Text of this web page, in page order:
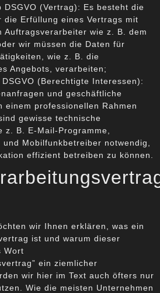
(Vertrag): Es besteht die
die Erfüllung eines Vertrags mit
Auftragsverarbeiter wie z. B. dem
wir müssen die Daten für
wie z. B. die
Angebots, verarbeiten;
(Berechtigte Interessen):
und geschäftliche
einem professionellen Rahmen
gewisse technische
z. B. E-Mail-Programme,
und Mobilfunkbetreiber notwendig,
effizient betreiben zu können.
wir Ihnen erklären, was ein
ist und warum dieser
Wort
ein ziemlicher
wir hier im Text auch öfters nur
Wie die meisten Unternehmen